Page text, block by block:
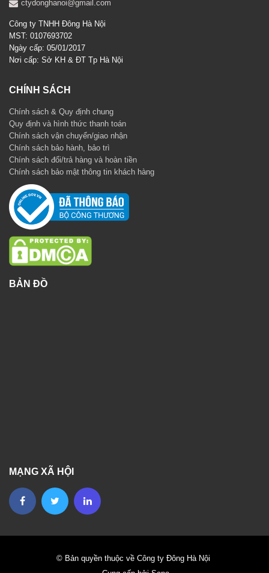
ctydonghanoi@gmail.com
Công ty TNHH Đông Hà Nội
MST: 0107693702
Ngày cấp: 05/01/2017
Nơi cấp: Sở KH & ĐT Tp Hà Nội
CHÍNH SÁCH
Chính sách & Quy định chung
Quy định và hình thức thanh toán
Chính sách vận chuyển/giao nhận
Chính sách bảo hành, bảo trì
Chính sách đổi/trả hàng và hoàn tiền
Chính sách bảo mật thông tin khách hàng
BẢN ĐỒ
MẠNG XÃ HỘI
© Bản quyền thuộc về Công ty Đông Hà Nội